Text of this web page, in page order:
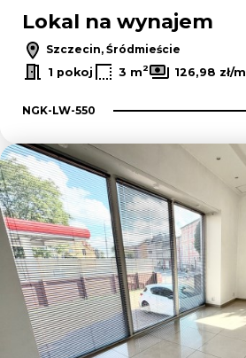
Lokal na wynajem
Szczecin, Śródmieście
1 pokoj
3 m2 126,98 zł/m
NGK-LW-550